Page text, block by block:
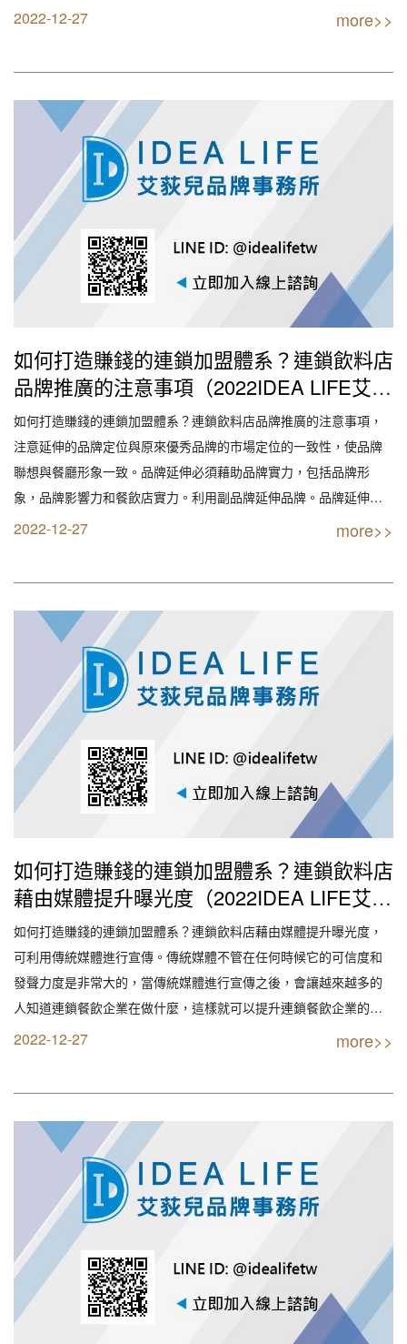
就這樣就可以提升連鎖飲料店品牌的知名度。 【創業加盟找最專業
2022-12-27 more>>
如何打造賺錢的連鎖加盟體系？連鎖飲料店
品牌推廣的注意事項（2022IDEA LIFE艾荻
兒連鎖品牌餐飲設計｜創業加盟｜連鎖加盟
｜餐飲設計｜餐飲規劃｜餐飲顧問｜餐飲行
銷｜創業開店餐飲顧問｜餐飲設備商業空間
規劃｜線上創業連鎖加盟設計）
如何打造賺錢的連鎖加盟體系？連鎖飲料店品牌推廣的注意事項，
注意延伸的品牌定位與原來優秀品牌的市場定位的一致性，使品牌
聯想與餐廳形象一致。品牌延伸必須藉助品牌實力，包括品牌形
象，品牌影響力和餐飲店實力。利用副品牌延伸品牌。品牌延伸
事，為了避免單一品牌的風險，應在連鎖飲料店主品牌不變的前提
2022-12-27 more>>
如何打造賺錢的連鎖加盟體系？連鎖飲料店
藉由媒體提升曝光度（2022IDEA LIFE艾荻
兒連鎖品牌餐飲設計｜創業加盟｜連鎖加盟
｜餐飲設計｜餐飲規劃｜餐飲顧問｜餐飲行
銷｜創業開店餐飲顧問｜餐飲設備商業空間
規劃｜線上創業連鎖加盟設計）
如何打造賺錢的連鎖加盟體系？連鎖飲料店藉由媒體提升曝光度，
可利用傳統媒體進行宣傳。傳統媒體不管在任何時候它的可信度和
發聲力度是非常大的，當傳統媒體進行宣傳之後，會讓越來越多的
人知道連鎖餐飲企業在做什麼，這樣就可以提升連鎖餐飲企業的知
名度。 【創業加盟找最專業實戰公司】 IDEA LIFE 連鎖品牌餐飲顧
2022-12-27 more>>